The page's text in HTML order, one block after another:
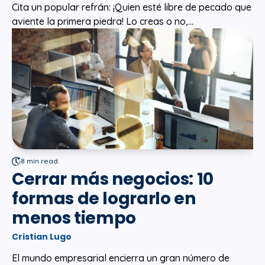
Cita un popular refrán: ¡Quien esté libre de pecado que
aviente la primera piedra! Lo creas o no,...
8 min read.
Cerrar más negocios: 10
formas de lograrlo en
menos tiempo
Cristian Lugo
El mundo empresarial encierra un gran número de